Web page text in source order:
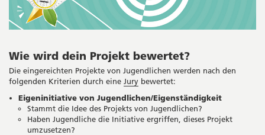
Wie wird dein Projekt bewertet?
Die eingereichten Projekte von Jugendlichen werden nach den
folgenden Kriterien durch eine Jury bewertet:
Eigeninitiative von Jugendlichen/Eigenständigkeit
Stammt die Idee des Projekts von Jugendlichen?
Haben Jugendliche die Initiative ergriffen, dieses Projekt
umzusetzen?